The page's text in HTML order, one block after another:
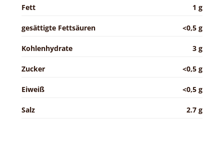
Fett 1 g
gesättigte Fettsäuren <0,5 g
Kohlenhydrate 3 g
Zucker <0,5 g
Eiweiß <0,5 g
Salz 2.7 g